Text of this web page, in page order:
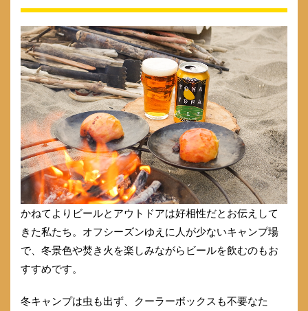
かねてよりビールとアウトドアは好相性だとお伝えして
きた私たち。オフシーズンゆえに人が少ないキャンプ場
で、冬景色や焚き火を楽しみながらビールを飲むのもお
すすめです。
冬キャンプは虫も出ず、クーラーボックスも不要なた